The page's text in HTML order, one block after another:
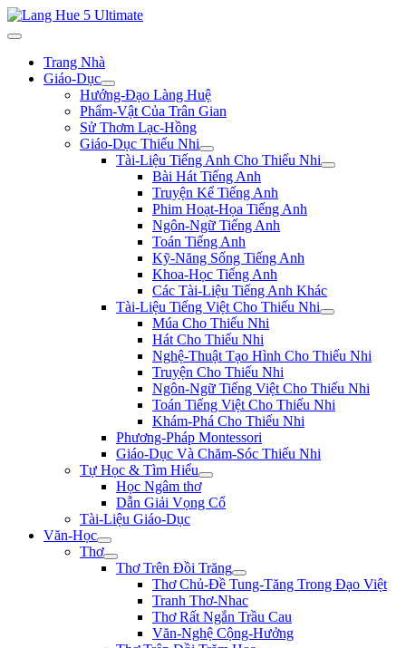
Trang Nhà
Giáo-Dục
Hướng-Đạo Làng Huệ
Phẩm-Vật Của Trân Gian
Sử Thơm Lạc-Hồng
Giáo-Dục Thiếu Nhi
Tài-Liệu Tiếng Anh Cho Thiếu Nhi
Bài Hát Tiếng Anh
Truyện Kể Tiếng Anh
Phim Hoạt-Họa Tiếng Anh
Ngôn-Ngữ Tiếng Anh
Toán Tiếng Anh
Kỹ-Năng Sống Tiếng Anh
Khoa-Học Tiếng Anh
Các Tài-Liệu Tiếng Anh Khác
Tài-Liệu Tiếng Việt Cho Thiếu Nhi
Múa Cho Thiếu Nhi
Hát Cho Thiếu Nhi
Nghệ-Thuật Tạo Hình Cho Thiếu Nhi
Truyện Cho Thiếu Nhi
Ngôn-Ngữ Tiếng Việt Cho Thiếu Nhi
Toán Tiếng Việt Cho Thiếu Nhi
Khám-Phá Cho Thiếu Nhi
Phương-Pháp Montessori
Giáo-Dục Và Chăm-Sóc Thiếu Nhi
Tự Học & Tìm Hiểu
Học Ngâm thơ
Dẫn Giải Vọng Cổ
Tài-Liệu Giáo-Dục
Văn-Học
Thơ
Thơ Trên Đồi Trăng
Thơ Chủ-Đề Tung-Tăng Trong Đạo Việt
Tranh Thơ-Nhac
Thơ Rất Ngắn Trầu Cau
Văn-Nghệ Cộng-Hưởng